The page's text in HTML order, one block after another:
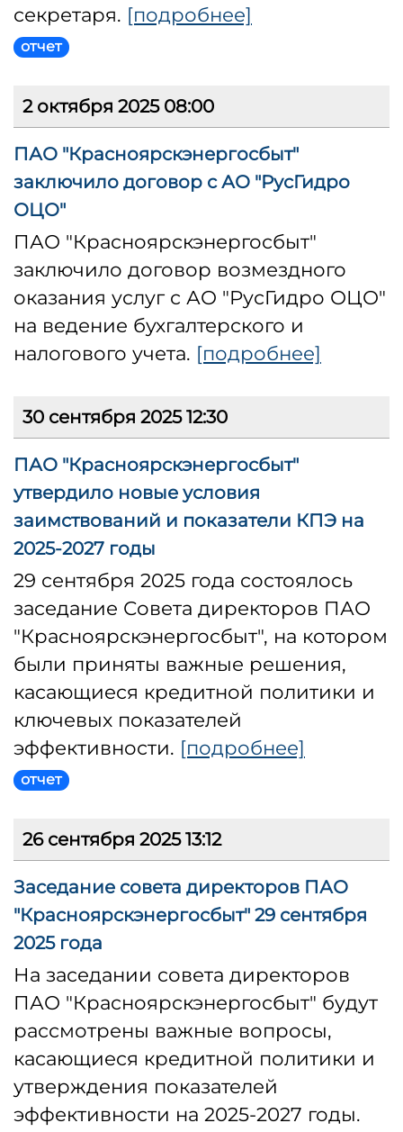
секретаря. [подробнее]
отчет
2 октября 2025 08:00
ПАО "Красноярскэнергосбыт"
заключило договор с АО "РусГидро
ОЦО"
ПАО "Красноярскэнергосбыт"
заключило договор возмездного
оказания услуг с АО "РусГидро ОЦО"
на ведение бухгалтерского и
налогового учета. [подробнее]
30 сентября 2025 12:30
ПАО "Красноярскэнергосбыт"
утвердило новые условия
заимствований и показатели КПЭ на
2025-2027 годы
29 сентября 2025 года состоялось
заседание Совета директоров ПАО
"Красноярскэнергосбыт", на котором
были приняты важные решения,
касающиеся кредитной политики и
ключевых показателей
эффективности. [подробнее]
отчет
26 сентября 2025 13:12
Заседание совета директоров ПАО
"Красноярскэнергосбыт" 29 сентября
2025 года
На заседании совета директоров
ПАО "Красноярскэнергосбыт" будут
рассмотрены важные вопросы,
касающиеся кредитной политики и
утверждения показателей
эффективности на 2025-2027 годы.